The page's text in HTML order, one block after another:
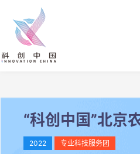
“科创中国”北京
2022 专业科技服务团